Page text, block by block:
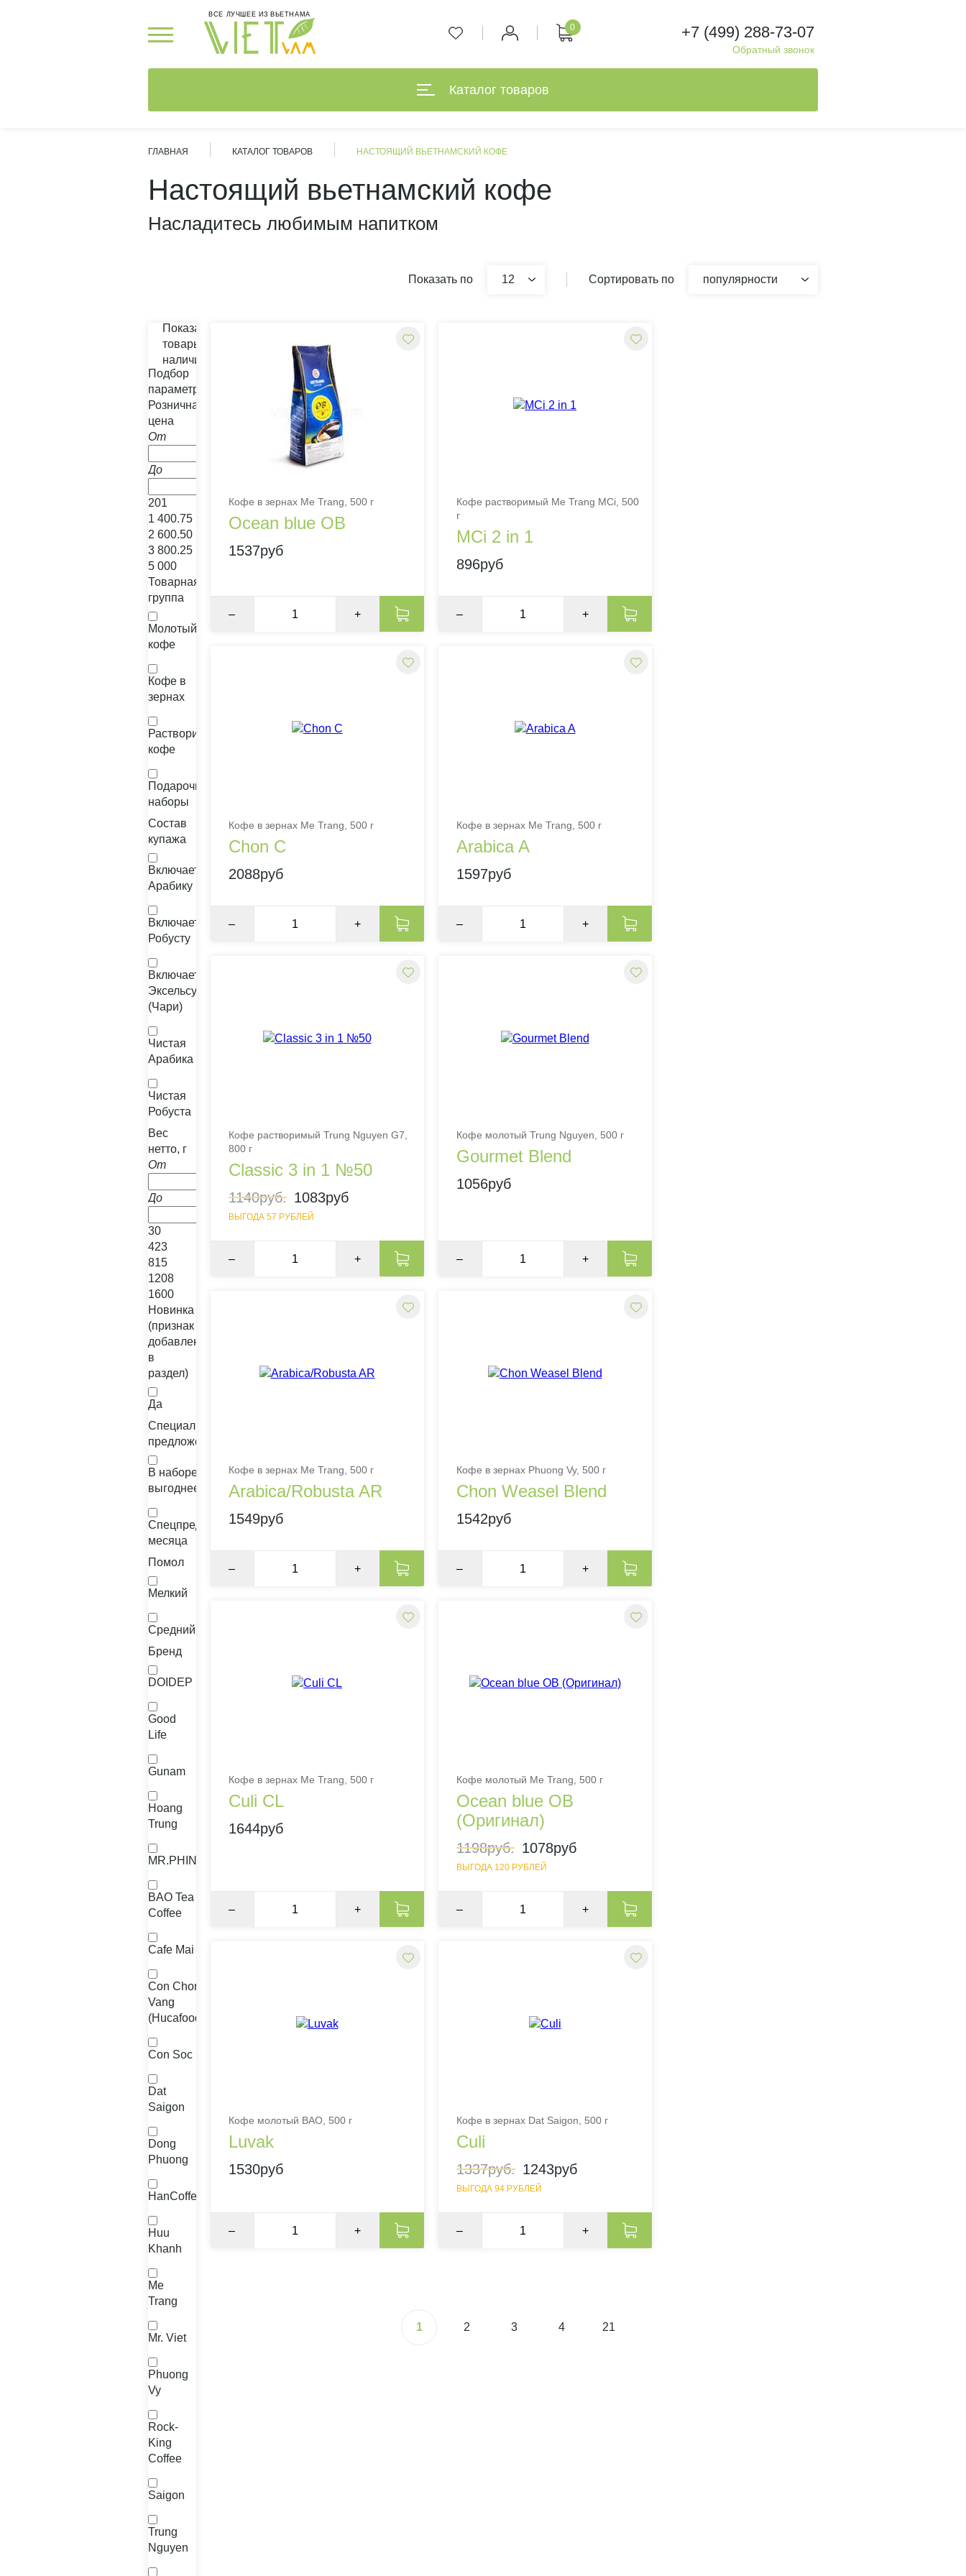
ВСЕ ЛУЧШЕЕ ИЗ ВЬЕТНАМА
0
Каталог товаров
%
+7 (499) 288-73-07
Обратный звонок
ГЛАВНАЯ КАТАЛОГ ТОВАРОВ НАСТОЯЩИЙ ВЬЕТНАМСКИЙ КОФЕ
Настоящий вьетнамский кофе
Насладитесь любимым напитком
Показать по 12 Сортировать по популярности
Показать
товары в
наличии
Подбор
параметров
Розничная
цена
От
До
201
1 400.75
2 600.50
3 800.25
5 000
Товарная
группа
Молотый
кофе
Кофе в
зернах
Растворимый
кофе
Подарочные
наборы
Состав
купажа
Включает
Арабику
Включает
Робусту
Включает
Эксельсу
(Чари)
Чистая
Арабика
Чистая
Робуста
Вес
нетто, г
От
До
30
423
815
1208
1600
Новинка
(признак
добавления
в
раздел)
Да
Специальные
предложения
В наборе
выгоднее
Спецпредложение
месяца
Помол
Мелкий
Средний
Бренд
DOIDEP
Good
Life
Gunam
Hoang
Trung
MR.PHIN
BAO Tea
Coffee
Cafe Mai
Con Chon
Vang
(Hucafood)
Con Soc
Dat
Saigon
Dong
Phuong
HanCoffee
Huu
Khanh
Me
Trang
Mr. Viet
Phuong
Vy
Rock-
King
Coffee
Saigon
Trung
Nguyen
Кофе в зернах Me Trang, 500 г
Ocean blue OB
1537руб
– +
Кофе растворимый Me Trang MCi, 500
г
MCi 2 in 1
896руб
– +
Кофе в зернах Me Trang, 500 г
Chon C
2088руб
– +
Кофе в зернах Me Trang, 500 г
Arabica A
1597руб
– +
Кофе растворимый Trung Nguyen G7,
800 г
Classic 3 in 1 №50
1140руб. 1083руб
ВЫГОДА 57 РУБЛЕЙ
– +
Кофе молотый Trung Nguyen, 500 г
Gourmet Blend
1056руб
– +
Кофе в зернах Me Trang, 500 г
Arabica/Robusta AR
1549руб
– +
Кофе в зернах Phuong Vy, 500 г
Chon Weasel Blend
1542руб
– +
Кофе в зернах Me Trang, 500 г
Culi CL
1644руб
– +
Кофе молотый Me Trang, 500 г
Ocean blue OB
(Оригинал)
1198руб. 1078руб
ВЫГОДА 120 РУБЛЕЙ
– +
Кофе молотый BAO, 500 г
Luvak
1530руб
– +
Кофе в зернах Dat Saigon, 500 г
Culi
1337руб. 1243руб
ВЫГОДА 94 РУБЛЕЙ
– +
1 2 3 4 21